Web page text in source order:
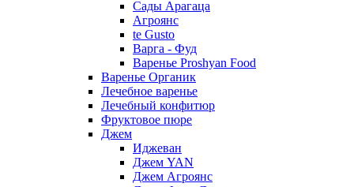
Сады Арагаца
Агроянс
te Gusto
Варга - Фуд
Варенье Proshyan Food
Варенье Органик
Лечебное варенье
Лечебный конфитюр
Фруктовое пюре
Джем
Иджеван
Джем YAN
Джем Агроянс